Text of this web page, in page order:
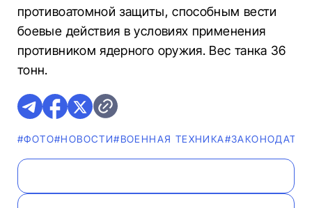
противоатомной защиты, способным вести
боевые действия в условиях применения
противником ядерного оружия. Вес танка 36
тонн.
#ФОТО#НОВОСТИ#ВОЕННАЯ ТЕХНИКА